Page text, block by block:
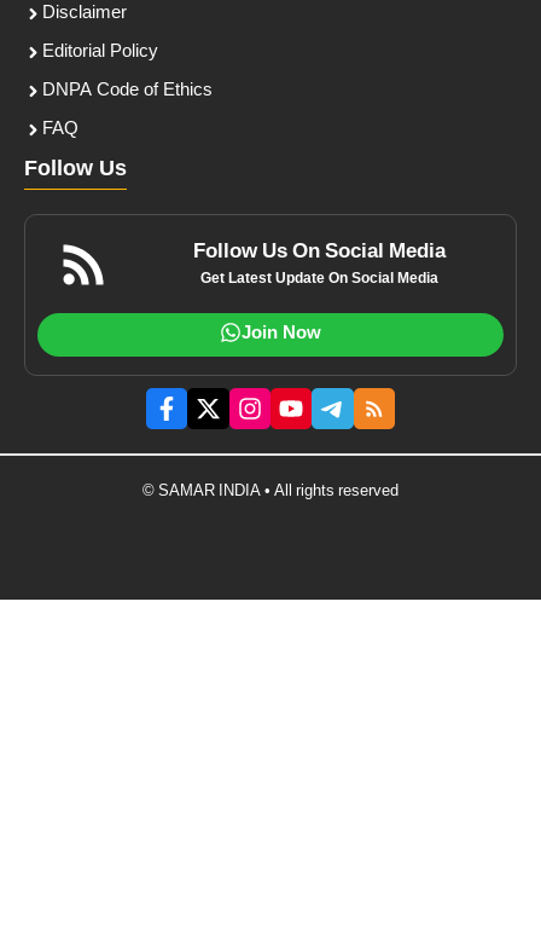
Disclaimer
Editorial Policy
DNPA Code of Ethics
FAQ
Follow Us
Follow Us On Social Media
Get Latest Update On Social Media
Join Now
© SAMAR INDIA • All rights reserved